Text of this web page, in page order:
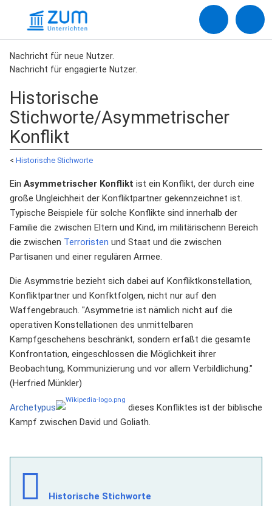
Nachricht für neue Nutzer.
Nachricht für engagierte Nutzer.
Historische
Stichworte/Asymmetrischer
Konflikt
< Historische Stichworte
Ein Asymmetrischer Konflikt ist ein Konflikt, der durch eine
große Ungleichheit der Konfliktpartner gekennzeichnet ist.
Typische Beispiele für solche Konflikte sind innerhalb der
Familie die zwischen Eltern und Kind, im militärischenn Bereich
die zwischen Terroristen und Staat und die zwischen
Partisanen und einer regulären Armee.
Die Asymmstrie bezieht sich dabei auf Konfliktkonstellation,
Konfliktpartner und Konfktfolgen, nicht nur auf den
Waffengebrauch. "Asymmetrie ist nämlich nicht auf die
operativen Konstellationen des unmittelbaren
Kampfgeschehens beschränkt, sondern erfaßt die gesamte
Konfrontation, eingeschlossen die Möglichkeit ihrer
Beobachtung, Kommunizierung und vor allem Verbildlichung."
(Herfried Münkler)
Archetypus
dieses Konfliktes ist der biblische
Kampf zwischen David und Goliath.
Historische Stichworte